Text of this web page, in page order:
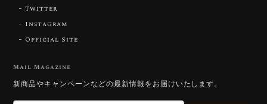
やわらかく受け止めるようにしています。
長くお楽しみいただけますように。
2026/07/21
Twitter
Instagram
Official Site
Mail Magazine
新商品やキャンペーンなどの最新情報をお届けいたします。